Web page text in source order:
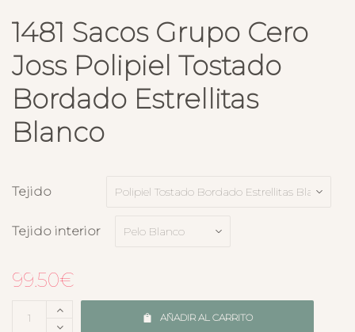
1481 Sacos Grupo Cero
Joss Polipiel Tostado
Bordado Estrellitas
Blanco
Tejido
Tejido interior
99.50€
AÑADIR AL CARRITO